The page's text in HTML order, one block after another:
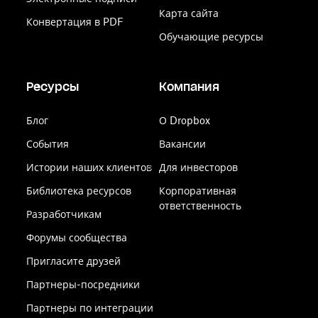
Конвертация в PDF
Карта сайта
Обучающие ресурсы
Ресурсы
Блог
События
Истории наших клиентов
Библиотека ресурсов
Разработчикам
Форумы сообщества
Пригласите друзей
Партнеры-посредники
Партнеры по интеграции
Компания
О Dropbox
Вакансии
Для инвесторов
Корпоративная
ответственность